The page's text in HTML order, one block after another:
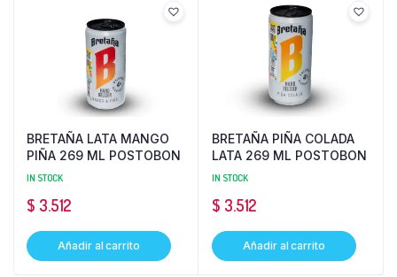
BRETAÑA LATA MANGO
PIÑA 269 ML POSTOBON
IN STOCK
$ 3.512
Añadir al carrito
BRETAÑA PIÑA COLADA
LATA 269 ML POSTOBON
IN STOCK
$ 3.512
Añadir al carrito